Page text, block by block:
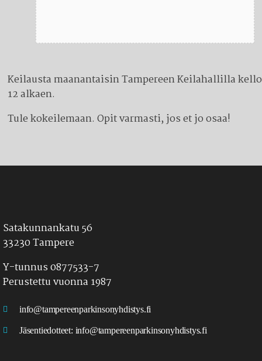
Keilausta maanantaisin Tampereen Keilahallilla kello
12 alkaen.
Tule kokeilemaan. Opit varmasti, jos et jo osaa!
Satakunnankatu 56
33230 Tampere
Y-tunnus 0877533-7
Perustettu vuonna 1987
info@tampereenparkinsonyhdistys.fi
Jäsentiedotteet: info@tampereenparkinsonyhdistys.fi